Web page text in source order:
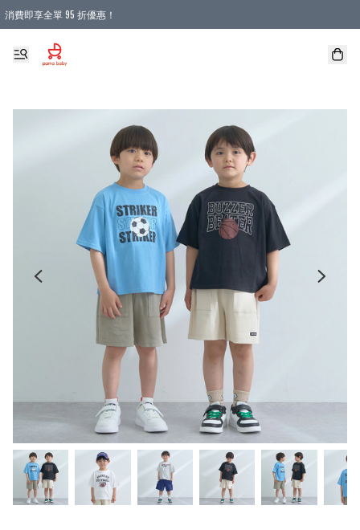
消費即享全單 95 折優惠！
購物滿 HKD 900.00即享免運費優惠！（適用於 本地送貨、本地取貨 )